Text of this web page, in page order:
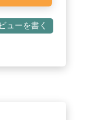
ューを書く